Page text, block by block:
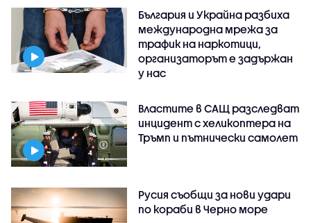
България и Украйна разбиха
международна мрежа за
трафик на наркотици,
организаторът е задържан
у нас
Властите в САЩ разследват
инцидент с хеликоптера на
Тръмп и пътнически самолет
Русия съобщи за нови удари
по кораби в Черно море